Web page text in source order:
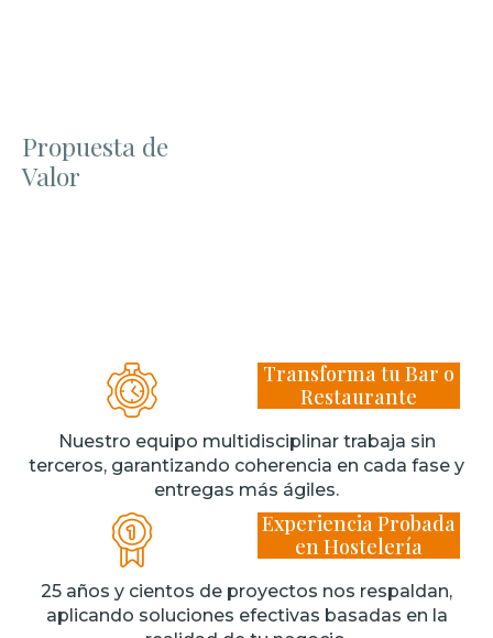
Propuesta de
Valor
Transforma tu Bar o
Restaurante
Nuestro equipo multidisciplinar trabaja sin
terceros, garantizando coherencia en cada fase y
entregas más ágiles.
Experiencia Probada
en Hostelería
25 años y cientos de proyectos nos respaldan,
aplicando soluciones efectivas basadas en la